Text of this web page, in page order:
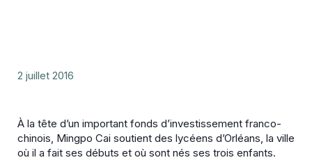
2 juillet 2016
À la tête d’un important fonds d’investissement franco-
chinois, Mingpo Cai soutient des lycéens d’Orléans, la ville
où il a fait ses débuts et où sont nés ses trois enfants.